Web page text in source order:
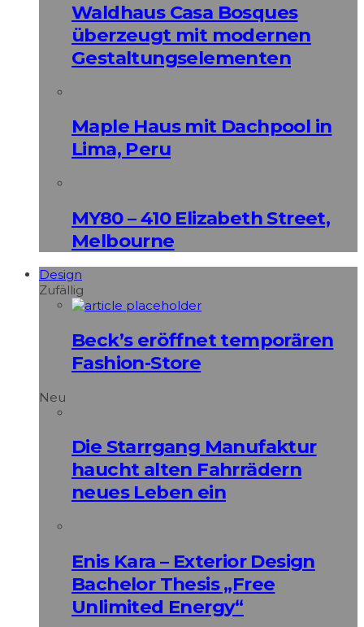
Waldhaus Casa Bosques
überzeugt mit modernen
Gestaltungselementen
Maple Haus mit Dachpool in
Lima, Peru
MY80 – 410 Elizabeth Street,
Melbourne
Design
Zufällig
Beck’s eröffnet temporären
Fashion-Store
Neu
Die Starrgang Manufaktur
haucht alten Fahrrädern
neues Leben ein
Enis Kara – Exterior Design
Bachelor Thesis „Free
Unlimited Energy“